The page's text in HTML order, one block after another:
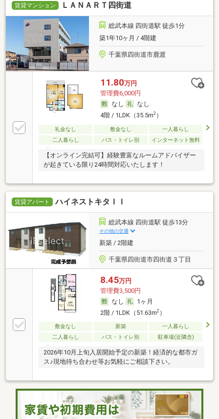
賃貸マンション ＬＡＮＡＲＴ四街道
総武本線 四街道駅 徒歩1分
築1年10ヶ月 / 4階建
千葉県四街道市鹿渡
11.80万円
管理費6,000円
なし
なし
4階 / 1LDK（35.5m2）
礼金なし 敷金なし
一人暮らし
二人暮らし
バス・トイレ別 インターネット無料
【オンライン完結可】経験豊富なルームアドバイザー
が起きている限り24時間対応いたします！
賃貸アパート ハイネストキタＩＩ
総武本線 四街道駅 徒歩13分
その他の交通
新築 / 2階建
千葉県四街道市四街道３丁目
8.45万円
管理費3,500円
なし
1ヶ月
2階 / 1LDK（51.63m2）
敷金なし 新築
一人暮らし
二人暮らし
バス・トイレ別 駐車場(近隣含)
2026年10月上旬入居開始予定の新築！経済的な都市ガ
ス♪現地待ち合わせ等お気軽にご相談下さい。